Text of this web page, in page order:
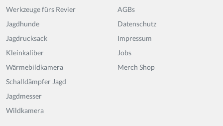
Werkzeuge fürs Revier
Jagdhunde
Jagdrucksack
Kleinkaliber
Wärmebildkamera
Schalldämpfer Jagd
Jagdmesser
Wildkamera
AGBs
Datenschutz
Impressum
Jobs
Merch Shop
t
hi
s
el
d